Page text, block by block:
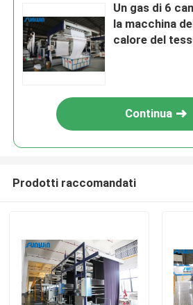
Un gas di 6
la macchina
calore del
Continua
Prodotti raccomandati